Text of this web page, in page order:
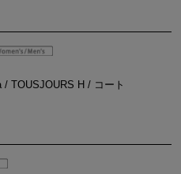
/ TOUSJOURS H / コート